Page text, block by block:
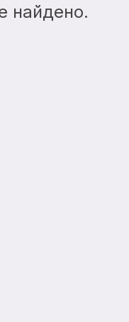
найдено.